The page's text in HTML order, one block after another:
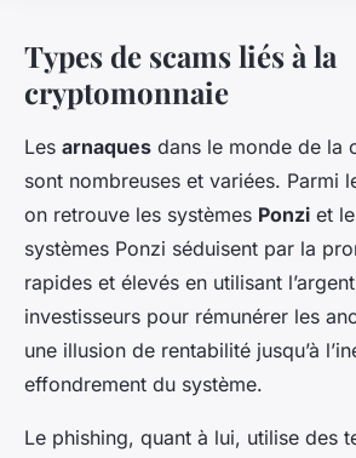
Types de scams liés à la
cryptomonnaie
Les arnaques dans le monde de la
sont nombreuses et variées. Parmi
on retrouve les systèmes Ponzi et
systèmes Ponzi séduisent par la
rapides et élevés en utilisant
investisseurs pour rémunérer les
une illusion de rentabilité jusqu’à
effondrement du système.
Le phishing, quant à lui, utilise des